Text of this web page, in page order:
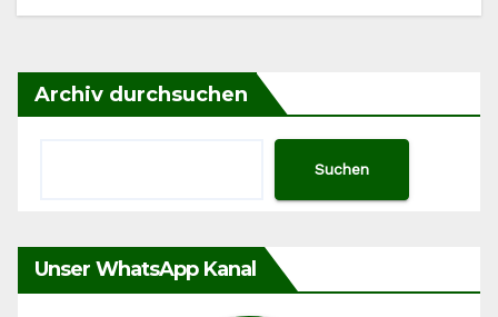
Archiv durchsuchen
Suchen
Unser WhatsApp Kanal